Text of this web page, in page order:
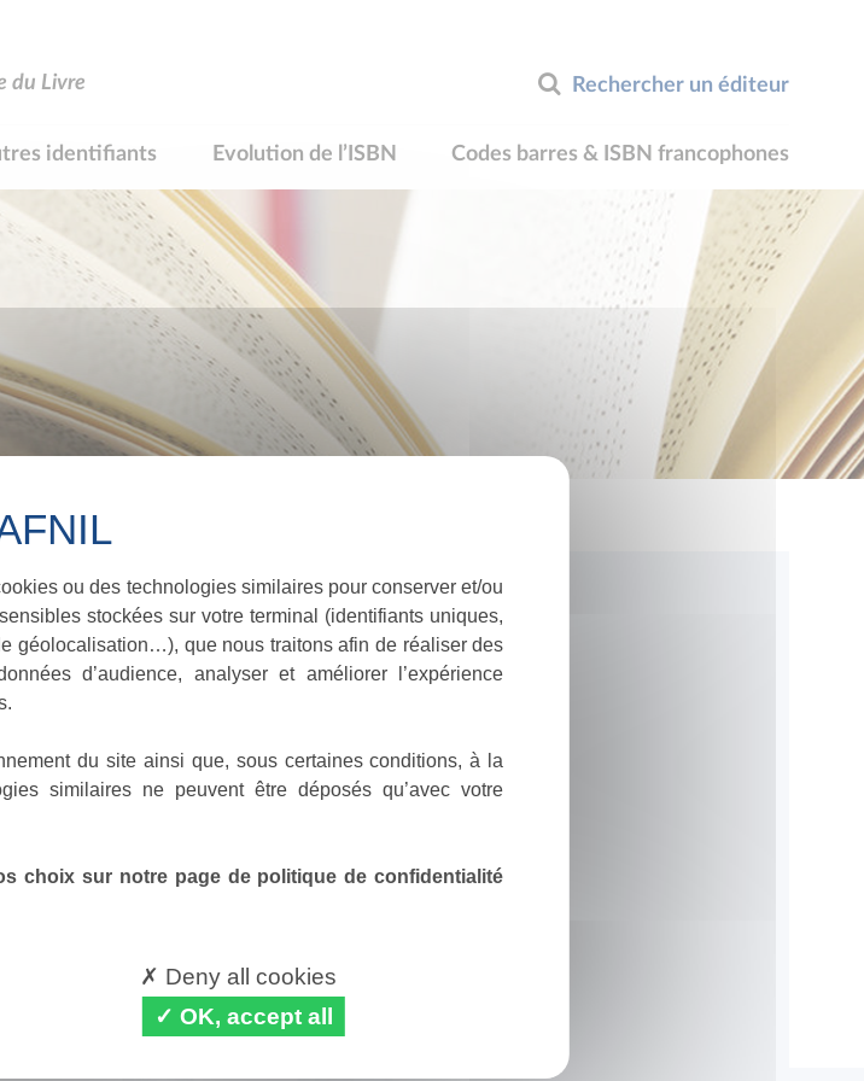
Rechercher un éditeur
du Livre
identifiants Evolution de l’ISBN Codes barres & ISBN francophones
ou des technologies similaires pour conserver et/ou
stockées sur votre terminal (identifiants uniques,
géolocalisation…), que nous traitons afin de réaliser des
d’audience, analyser et améliorer l’expérience
du site ainsi que, sous certaines conditions, à la
similaires ne peuvent être déposés qu’avec votre
choix sur notre page de politique de confidentialité
Deny all cookies
OK, accept all